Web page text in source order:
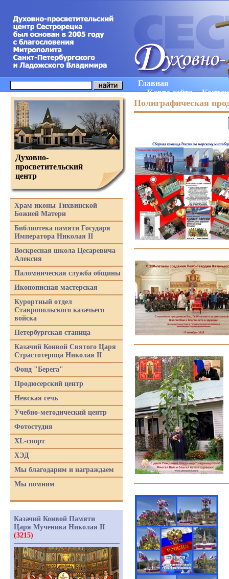
Главная
Карта сайта
Полиграфическая
Духовно-
просветительский
центр
Храм иконы Тихвинской
Божией Матери
Библиотека памяти Государя
Императора Николая II
Воскресная школа Цесаревича
Алексия
Паломническая служба общины
Иконописная мастерская
Курортный отдел
Ставропольского казачьего
войска
Петербургская станица
Казачий Конвой Святого Царя
Страстотерпца Николая II
Фонд "Берега"
Продюсерский центр
Невская сечь
Учебно-методический центр
Фотостудия
XL-спорт
ХЭД
Мы благодарим и награждаем
Мы помним
Казачий Конвой Памяти
Царя Мученика Николая II
(3215)